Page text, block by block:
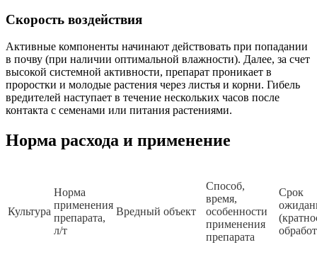
Скорость воздействия
Активные компоненты начинают действовать при попадании
в почву (при наличии оптимальной влажности). Далее, за счет
высокой системной активности, препарат проникает в
проростки и молодые растения через листья и корни. Гибель
вредителей наступает в течение нескольких часов после
контакта с семенами или питания растениями.
Норма расхода и применение
Культура
Норма
применения
препарата,
л/т
Вредный объект
Способ,
время,
особенности
применения
препарата
Срок